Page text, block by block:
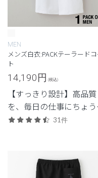
MEN
メンズ白衣:PACKテーラード
ト
14,190円 (税込)
【すっきり設計】高品質
を、毎日の仕事にちょう
よく。日常使いしやすいプ
31件